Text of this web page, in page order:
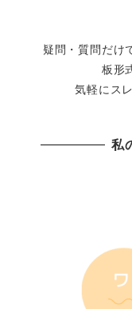
疑問・質問だけ
板形
気軽にス
私